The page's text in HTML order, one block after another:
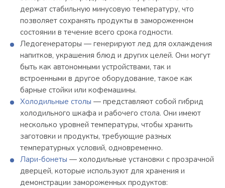
держат стабильную минусовую температуру, что
позволяет сохранять продукты в замороженном
состоянии в течение всего срока годности.
Ледогенераторы — генерируют лед для охлаждения
напитков, украшения блюд и других целей. Они могут
быть как автономными устройствами, так и
встроенными в другое оборудование, такое как
барные стойки или кофемашины.
Холодильные столы — представляют собой гибрид
холодильного шкафа и рабочего стола. Они имеют
несколько уровней температуры, чтобы хранить
заготовки и продукты, требующие разных
температурных условий, одновременно.
Лари-бонеты — холодильные установки с прозрачной
дверцей, которые используют для хранения и
демонстрации замороженных продуктов: